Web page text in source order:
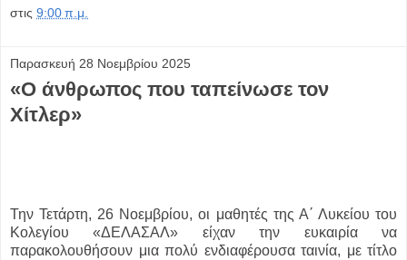
στις 9:00 π.μ.
Παρασκευή 28 Νοεμβρίου 2025
«Ο άνθρωπος που ταπείνωσε τον
Χίτλερ»
Την Τετάρτη, 26 Νοεμβρίου, οι μαθητές της Α΄ Λυκείου του
Κολεγίου «ΔΕΛΑΣΑΛ» είχαν την ευκαιρία να
παρακολουθήσουν μια πολύ ενδιαφέρουσα ταινία, με τίτλο